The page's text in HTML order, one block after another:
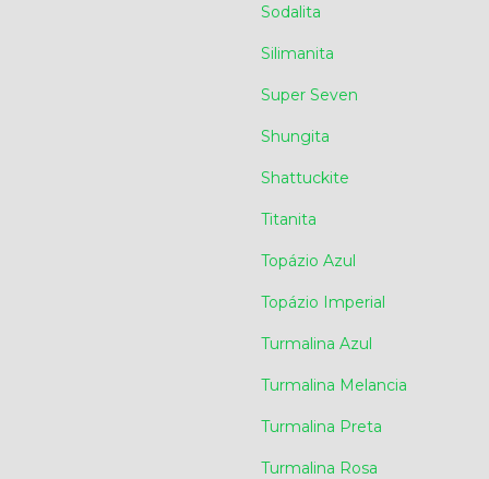
Sodalita
Silimanita
Super Seven
Shungita
Shattuckite
Titanita
Topázio Azul
Topázio Imperial
Turmalina Azul
Turmalina Melancia
Turmalina Preta
Turmalina Rosa